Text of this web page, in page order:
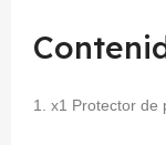
1. x1 Protector